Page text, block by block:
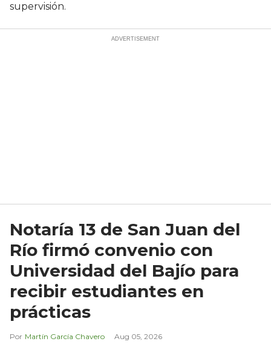
supervisión.
Notaría 13 de San Juan del
Río firmó convenio con
Universidad del Bajío para
recibir estudiantes en
prácticas
Martín García Chavero Aug 05, 2026